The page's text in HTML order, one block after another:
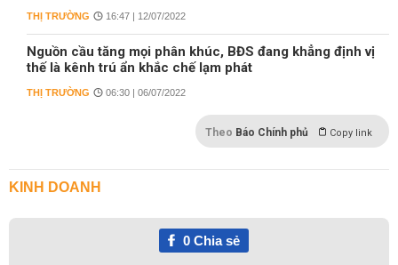
THỊ TRƯỜNG 16:47 | 12/07/2022
Nguồn cầu tăng mọi phân khúc, BĐS đang khẳng định vị
thế là kênh trú ẩn khắc chế lạm phát
THỊ TRƯỜNG 06:30 | 06/07/2022
Theo Báo Chính phủ Copy link
KINH DOANH
0Chia sẻ